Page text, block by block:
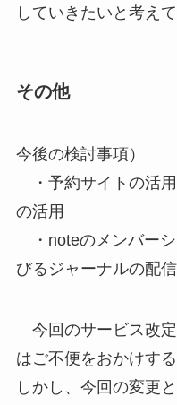
していきたいと考えて
その他
今後の検討事項）
・予約サイトの活
の活用
・noteのメンバー
びるジャーナルの配信
今回のサービス改
はご不便をおかけす
しかし、今回の変更